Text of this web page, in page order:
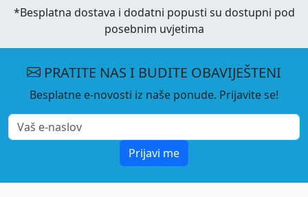
*Besplatna dostava i dodatni popusti su dostupni pod
posebnim uvjetima
PRATITE NAS I BUDITE OBAVIJEŠTENI
Besplatne e-novosti iz naše ponude. Prijavite se!
Prijavi me